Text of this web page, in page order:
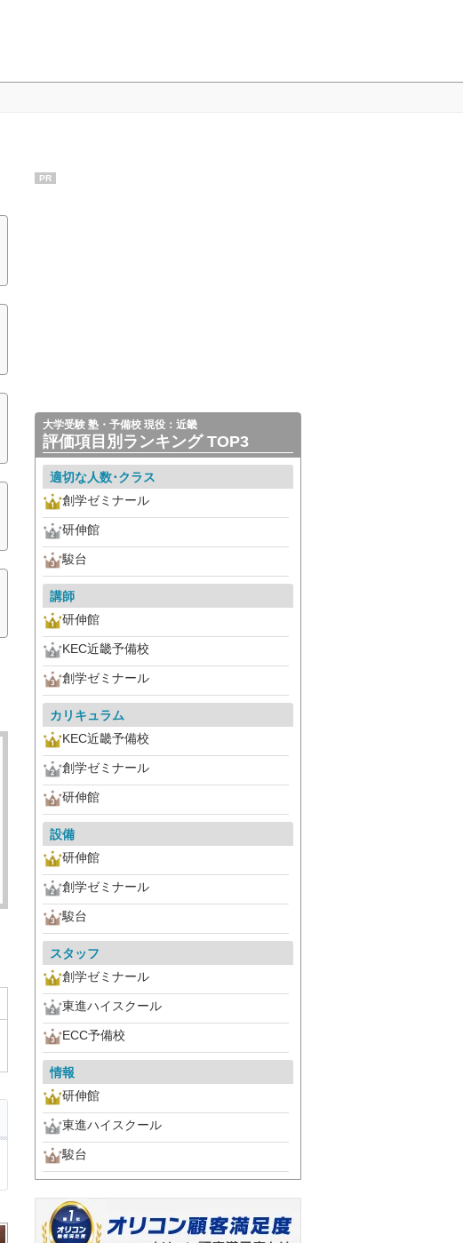
PR
大学受験 塾・予備校 現役：近畿
評価項目別ランキング TOP3
適切な人数･クラス
創学ゼミナール
研伸館
駿台
講師
研伸館
KEC近畿予備校
創学ゼミナール
カリキュラム
KEC近畿予備校
創学ゼミナール
研伸館
設備
研伸館
創学ゼミナール
駿台
スタッフ
創学ゼミナール
東進ハイスクール
ECC予備校
情報
研伸館
東進ハイスクール
駿台